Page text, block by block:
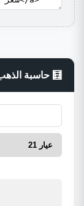
🧮 حاسبة الذهب